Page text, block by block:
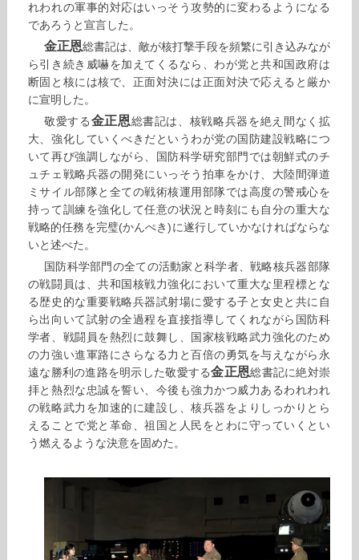
れわれの軍事的対応はいっそう攻勢的に変わるようになる
であろうと宣言した。
金正恩総書記は、敵が核打撃手段を頻繁に引き込みなが
ら引き続き威嚇を加えてくるなら、わが党と共和国政府は
断固と核には核で、正面対決には正面対決で応えると厳か
に宣明した。
敬愛する金正恩総書記は、核戦略兵器を絶え間なく拡
大、強化していくべきだというわが党の国防建設戦略につ
いて再び強調しながら、国防科学研究部門では朝鮮式のチ
ュチェ戦略兵器の開発にいっそう拍車をかけ、大陸間弾道
ミサイル部隊と全ての戦術核運用部隊では高度の警戒心を
持って訓練を強化して任意の状況と時刻にも自分の重大な
戦略的任務を完璧(かんぺき)に遂行していかなければならな
いと述べた。
国防科学部門の全ての活動家と科学者、戦略核兵器部隊
の戦闘員は、共和国核戦力強化において重大な里程標とな
る歴史的な重要戦略兵器試射場に愛する子と女史と共に自
ら出向いて試射の全過程を直接指導してくれながら国防科
学者、戦闘員を熱烈に鼓舞し、国家核戦略武力強化のため
の力強い進軍路にさらなる力と百倍の勇気を与えながら永
遠な勝利の進路を明示した敬愛する金正恩総書記に絶対崇
拝と熱烈な忠誠を誓い、今後も強力かつ威力あるわれわれ
の戦略武力を加速的に建設し、核兵器をよりしっかりとら
えることで党と革命、祖国と人民をとわに守っていくとい
う燃えるような決意を固めた。